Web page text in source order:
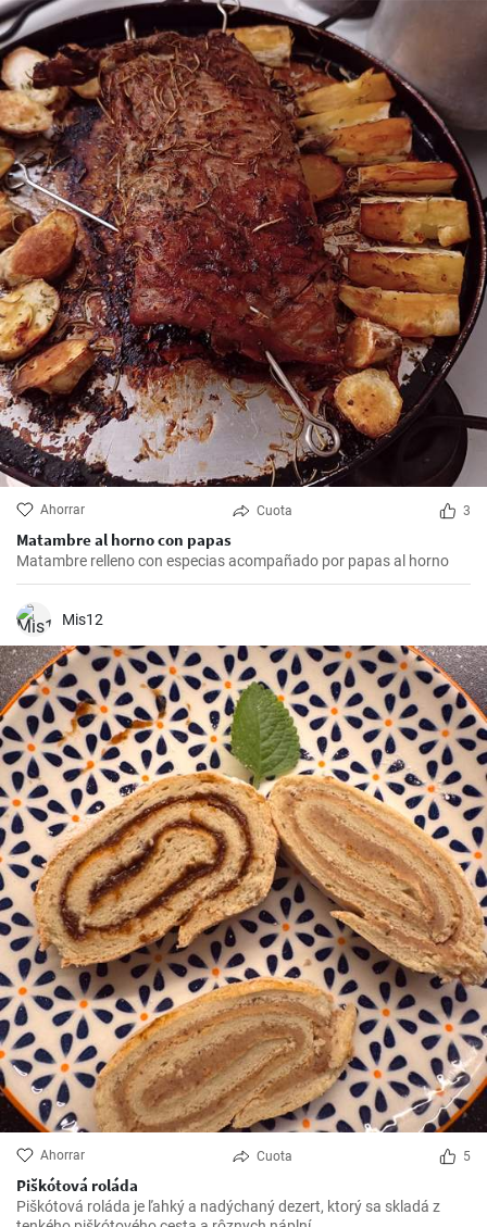
Ahorrar Cuota 3
Matambre al horno con papas
Matambre relleno con especias acompañado por papas al horno
Mis12
Ahorrar Cuota 5
Piškótová roláda
Piškótová roláda je ľahký a nadýchaný dezert, ktorý sa skladá z